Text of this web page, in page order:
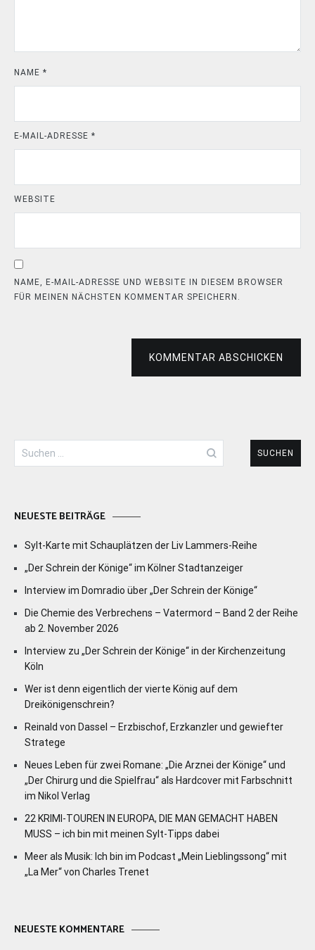
NAME *
E-MAIL-ADRESSE *
WEBSITE
NAME, E-MAIL-ADRESSE UND WEBSITE IN DIESEM BROWSER
FÜR MEINEN NÄCHSTEN KOMMENTAR SPEICHERN.
KOMMENTAR ABSCHICKEN
Suchen
nach:
NEUESTE BEITRÄGE
Sylt-Karte mit Schauplätzen der Liv Lammers-Reihe
„Der Schrein der Könige“ im Kölner Stadtanzeiger
Interview im Domradio über „Der Schrein der Könige“
Die Chemie des Verbrechens – Vatermord – Band 2 der Reihe
ab 2. November 2026
Interview zu „Der Schrein der Könige“ in der Kirchenzeitung
Köln
Wer ist denn eigentlich der vierte König auf dem
Dreikönigenschrein?
Reinald von Dassel – Erzbischof, Erzkanzler und gewiefter
Stratege
Neues Leben für zwei Romane: „Die Arznei der Könige“ und
„Der Chirurg und die Spielfrau“ als Hardcover mit Farbschnitt
im Nikol Verlag
22 KRIMI-TOUREN IN EUROPA, DIE MAN GEMACHT HABEN
MUSS – ich bin mit meinen Sylt-Tipps dabei
Meer als Musik: Ich bin im Podcast „Mein Lieblingssong“ mit
„La Mer“ von Charles Trenet
NEUESTE KOMMENTARE